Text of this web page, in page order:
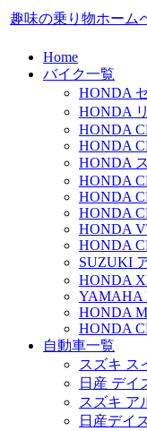
趣味の乗り物ホーム
Home
バイク一覧
HONDA
HONDA
HONDA
HONDA
HONDA
HONDA
HONDA
HONDA
HONDA
HONDA
SUZUKI
HONDA
YAMAHA
HONDA
HONDA
自動車一覧
スズキ ス
日産 デイ
スズキ ア
日産デイ